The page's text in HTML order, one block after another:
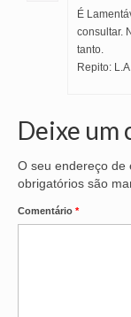
É
consultar.
tanto.
Repito:
Deixe um
O seu endereço de
obrigatórios são
Comentário *